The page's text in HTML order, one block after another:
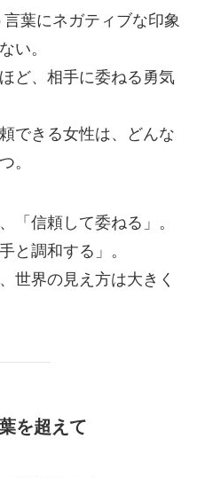
言葉にネガティブな印象
い。
ど、相手に委ねる勇気
できる女性は、どんな
。
「信頼して委ねる」。
と調和する」。
世界の見え方は大きく
を超えて